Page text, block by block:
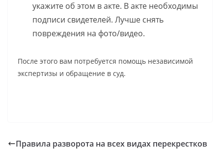
укажите об этом в акте. В акте необходимы
подписи свидетелей. Лучше снять
повреждения на фото/видео.
После этого вам потребуется помощь независимой
экспертизы и обращение в суд.
Правила разворота на всех видах перекрестков